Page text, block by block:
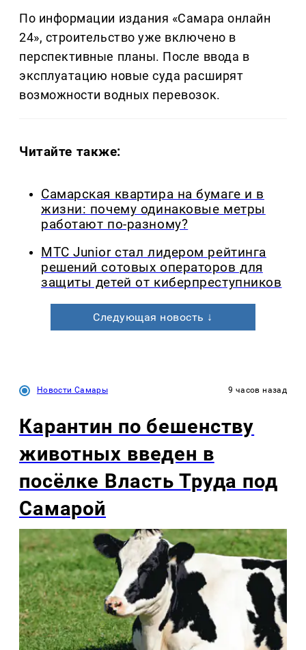
По информации издания «Самара онлайн
24», строительство уже включено в
перспективные планы. После ввода в
эксплуатацию новые суда расширят
возможности водных перевозок.
Читайте также:
Самарская квартира на бумаге и в
жизни: почему одинаковые метры
работают по-разному?
МТС Junior стал лидером рейтинга
решений сотовых операторов для
защиты детей от киберпреступников
Следующая новость ↓
Новости Самары 9 часов назад
Карантин по бешенству
животных введен в
посёлке Власть Труда под
Самарой